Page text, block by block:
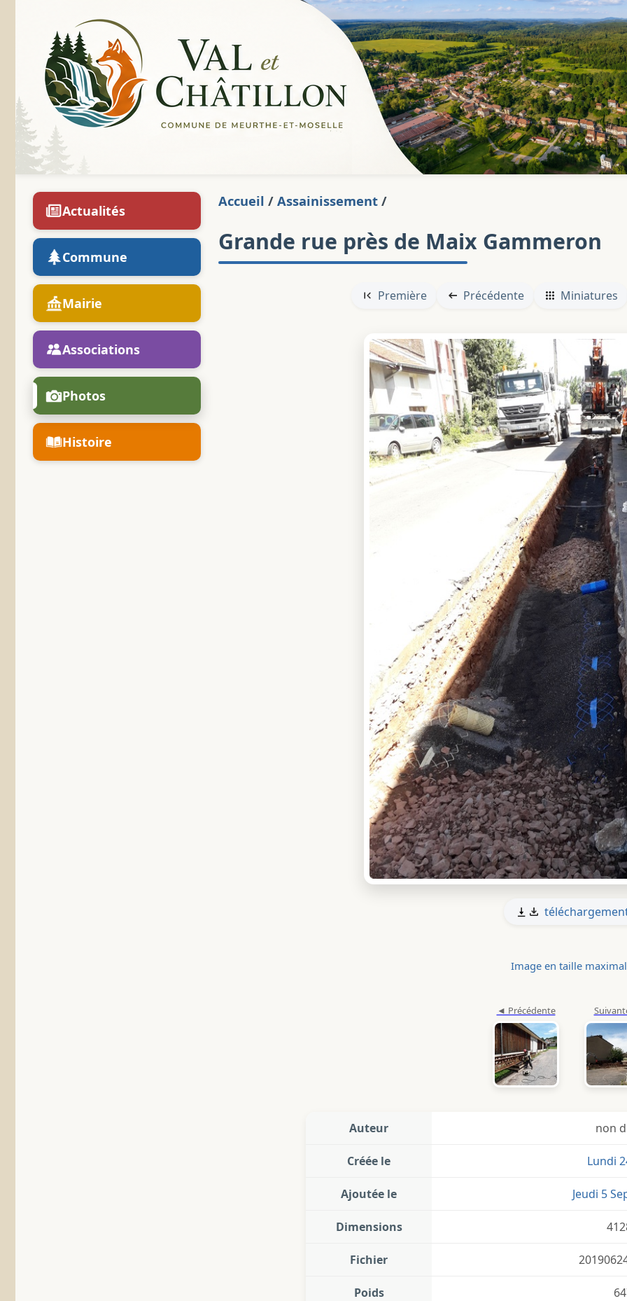
Actualités
Commune
Mairie
Associations
Photos
Histoire
Accueil / Assainissement /
Grande rue près de Maix Gammeron
Première Précédente Miniatures
Image en taille
Auteur non
Créée le Lundi
Ajoutée le Jeudi 5
Dimensions
Fichier
Poids